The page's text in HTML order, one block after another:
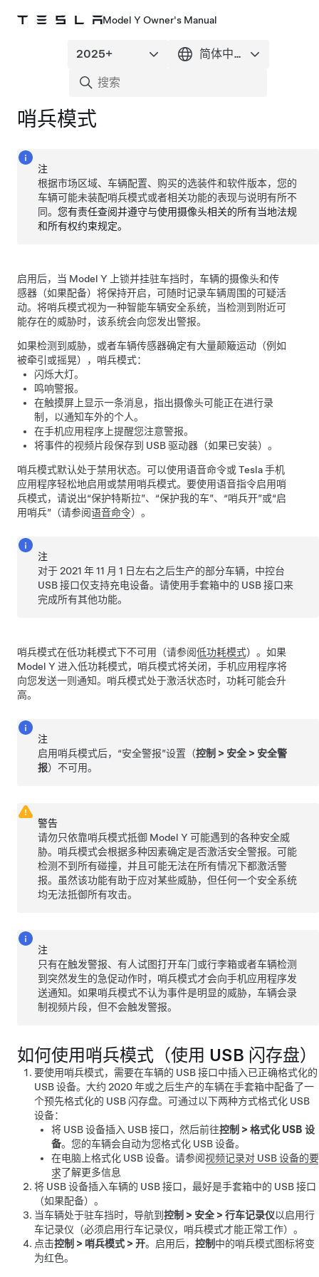
Model Y Owner's Manual
哨兵模式
注
根据市场区域、车辆配置、购买的选装件和软件版本，您的
车辆可能未装配哨兵模式或者相关功能的表现与说明有所不
同。您有责任查阅并遵守与使用摄像头相关的所有当地法规
和所有权约束规定。
启用后，当 Model Y 上锁并挂驻车挡时，车辆的摄像头和传
感器（如果配备） 将保持开启，可随时记录车辆周围的可疑活
动。将哨兵模式视为一种智能车辆安全系统，当检测到附近可
能存在的威胁时，该系统会向您发出警报。
如果检测到威胁，或者车辆传感器确定有大量颠簸运动（例如
被牵引或摇晃），哨兵模式：
闪烁大灯。
鸣响警报。
在触摸屏上显示一条消息，指出摄像头可能正在进行录
制，以通知车外的个人。
在手机应用程序上提醒您注意警报。
将事件的视频片段保存到 USB 驱动器（如果已安装）。
哨兵模式默认处于禁用状态。可以使用语音命令或 Tesla 手机
应用程序轻松地启用或禁用哨兵模式。要使用语音指令启用哨
兵模式，请说出“保护特斯拉”、“保护我的车”、“哨兵开”或“启
用哨兵”（请参阅语音命令）。
注
对于 2021 年 11 月 1 日左右之后生产的部分车辆，中控台
USB 接口仅支持充电设备。请使用手套箱中的 USB 接口来
完成所有其他功能。
哨兵模式在低功耗模式下不可用（请参阅低功耗模式）。如果
Model Y 进入低功耗模式，哨兵模式将关闭，手机应用程序将
向您发送一则通知。哨兵模式处于激活状态时，功耗可能会升
高。
注
启用哨兵模式后，“安全警报”设置（控制 > 安全 > 安全警
报）不可用。
警告
请勿只依靠哨兵模式抵御 Model Y 可能遇到的各种安全威
胁。哨兵模式会根据多种因素确定是否激活安全警报。可能
检测不到所有碰撞，并且可能无法在所有情况下都激活警
报。虽然该功能有助于应对某些威胁，但任何一个安全系统
均无法抵御所有攻击。
注
只有在触发警报、有人试图打开车门或行李箱或者车辆检测
到突然发生的急促动作时，哨兵模式才会向手机应用程序发
送通知。如果哨兵模式不认为事件是明显的威胁，车辆会录
制视频片段，但不会触发警报。
如何使用哨兵模式（使用 USB 闪存盘）
要使用哨兵模式，需要在车辆的 USB 接口中插入已正确格式化的
USB 设备。 大约 2020 年或之后生产的车辆在手套箱中配备了一
个预先格式化的 USB 闪存盘。 可通过以下两种方式格式化 USB
设备：
将 USB 设备插入 USB 接口，然后前往控制 > 格式化 USB 设
备。您的车辆会自动为您格式化 USB 设备。
在电脑上格式化 USB 设备。请参阅视频记录对 USB 设备的要
求了解更多信息
将 USB 设备插入车辆的 USB 接口，最好是手套箱中的 USB 接口
（如果配备） 。
当车辆处于驻车挡时，导航到 控制 > 安全> 行车记录仪以启用行
车记录仪（必须启用行车记录仪，哨兵模式才能正常工作）。
点击控制 > 哨兵模式 > 开。启用后， 控制 中的哨兵模式图标将变
为红色。